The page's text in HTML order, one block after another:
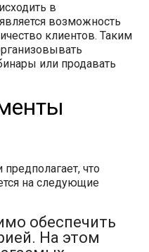
в
возможность
клиентов. Таким
или продавать
что
на следующие
обеспечить
На этом